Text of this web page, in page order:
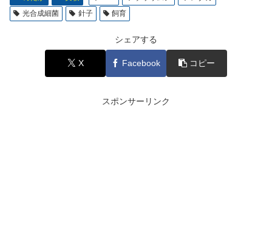
光合成細菌
針子 飼育
シェアする
X Facebook コピー
スポンサーリンク